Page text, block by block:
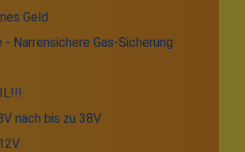
Geld
Narrensichere Gas-Sicherung
nach bis zu 38V